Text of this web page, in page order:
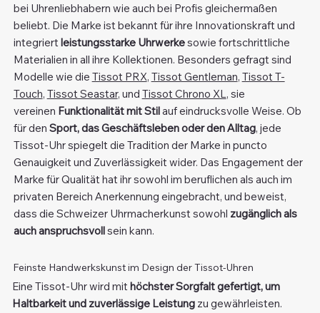
bei Uhrenliebhabern wie auch bei Profis gleichermaßen
beliebt. Die Marke ist bekannt für ihre Innovationskraft und
integriert leistungsstarke Uhrwerkesowie fortschrittliche
Materialien in all ihre Kollektionen. Besonders gefragt sind
Modelle wie die Tissot PRX, Tissot Gentleman, Tissot T-
Touch, Tissot Seastar, und Tissot Chrono XL , sie
vereinen Funktionalität mit Stilauf eindrucksvolle Weise. Ob
für den Sport, das Geschäftsleben oder den Alltag, jede
Tissot-Uhr spiegelt die Tradition der Marke in puncto
Genauigkeit und Zuverlässigkeit wider. Das Engagement der
Marke für Qualität hat ihr sowohl im beruflichen als auch im
privaten Bereich Anerkennung eingebracht, und beweist,
dass die Schweizer Uhrmacherkunst sowohl zugänglich als
auch anspruchsvollsein kann.
Feinste Handwerkskunst im Design der Tissot-Uhren
Eine Tissot-Uhr wird mit höchster Sorgfalt gefertigt, um
Haltbarkeit und zuverlässige Leistung zu gewährleisten.